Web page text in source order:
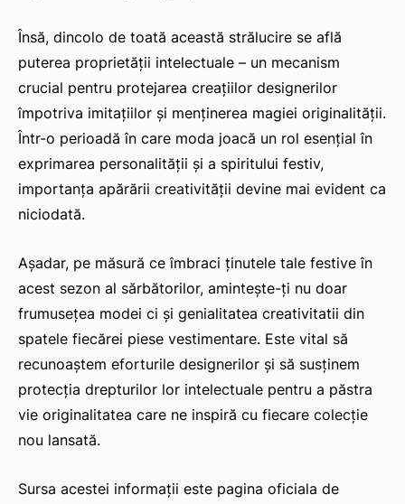
Însă, dincolo de toată această strălucire se află
puterea proprietății intelectuale – un mecanism
crucial pentru protejarea creațiilor designerilor
împotriva imitațiilor și menținerea magiei originalității.
Într-o perioadă în care moda joacă un rol esențial în
exprimarea personalității și a spiritului festiv,
importanța apărării creativității devine mai evident ca
niciodată.
Așadar, pe măsură ce îmbraci ținutele tale festive în
acest sezon al sărbătorilor, amintește-ți nu doar
frumusețea modei ci și genialitatea creativitatii din
spatele fiecărei piese vestimentare. Este vital să
recunoaștem eforturile designerilor și să susținem
protecția drepturilor lor intelectuale pentru a păstra
vie originalitatea care ne inspiră cu fiecare colecție
nou lansată.
Sursa acestei informații este pagina oficiala de